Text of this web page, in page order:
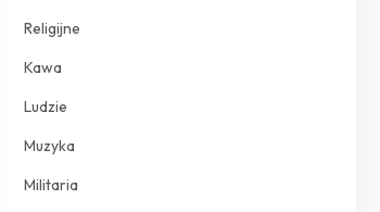
Religijne
Kawa
Ludzie
Muzyka
Militaria